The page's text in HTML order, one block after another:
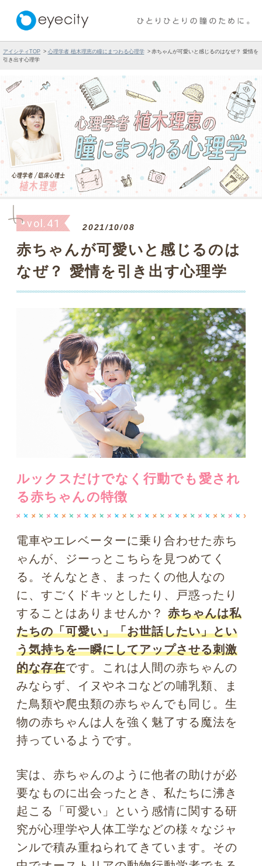
アイシティTOP 心理学者 植木理恵の瞳にまつわる心理学
赤ちゃんが可愛いと感じるのはなぜ？ 愛情を
引き出す心理学
vol.41 2021/10/08
赤ちゃんが可愛いと感じるのは
なぜ？ 愛情を引き出す心理学
ルックスだけでなく行動でも愛され
る赤ちゃんの特徴
電車やエレベーターに乗り合わせた赤ち
ゃんが、ジーっとこちらを見つめてく
る。そんなとき、まったくの他人なの
に、すごくドキッとしたり、戸惑ったり
することはありませんか？赤ちゃんは私
たちの「可愛い」「お世話したい」とい
的な存在です。これは人間の赤ちゃんの
みならず、イヌやネコなどの哺乳類、ま
た鳥類や爬虫類の赤ちゃんでも同じ。生
物の赤ちゃんは人を強く魅了する魔法を
実は、赤ちゃんのように他者の助けが必
要なものに出会ったとき、私たちに沸き
起こる「可愛い」という感情に関する研
究が心理学や人体工学などの様々なジャ
中でオーストリアの動物行動学者である
コンラート・ローレンツは、生物の赤ち
ゃんが持つ独特の魅力を「ベビースキー
マ」と提唱しました。ローレンツが提唱
する人間の赤ちゃんの持つベビースキー
マは大きく分けて3つのポイントがありま
1つ目は、赤ちゃん特有の「全体バラン
ス」。つまり、頭が大きくて、頬がふっ
くらと丸い。手足が小さくて短いという
定感がなく、クニャクニャと動いていま
すよね。それを見ると、大人は思わず抱
き上げたくなりますし、お世話したくな
る気持ちが高まるものです。2つ目は、
「唇」です。赤ちゃんは「おちょぼ口」
で、上唇がとんがって、少し開いている
ことが多いですね。そんな形状を見る
と、大人は「何かを食べさせたい」「コ